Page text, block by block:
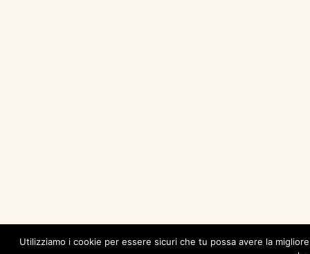
Utilizziamo i cookie per essere sicuri che tu possa avere la